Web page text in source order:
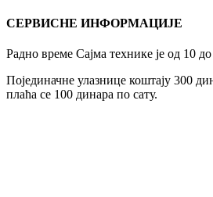
СЕРВИСНЕ ИНФОРМАЦИЈЕ
Радно време Сајма технике је од 10
Појединачне улазнице коштају 300
плаћа се 100 динара по сату.